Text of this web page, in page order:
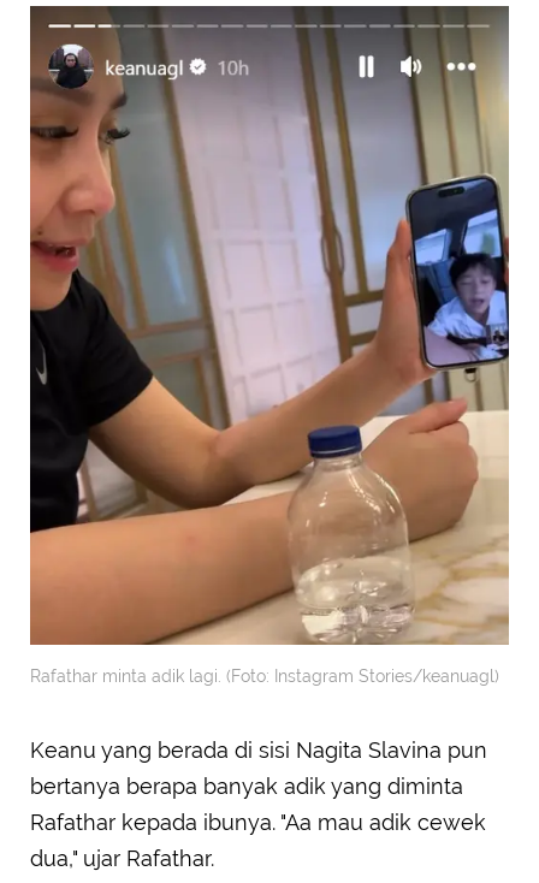
Rafathar minta adik lagi. (Foto: Instagram Stories/keanuagl)
Keanu yang berada di sisi Nagita Slavina pun
bertanya berapa banyak adik yang diminta
Rafathar kepada ibunya. "Aa mau adik cewek
dua," ujar Rafathar.